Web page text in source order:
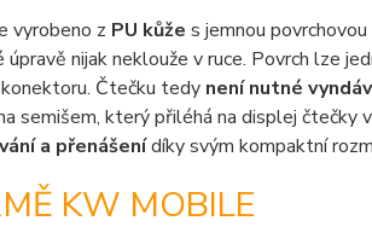
vyrobeno z PU kůže s jemnou
úpravě nijak neklouže v ruce. Povrch lze
Čtečku tedy není nutné
semišem, který přiléhá na displej čtečky
a přenášenídíky svým kompaktní
KW MOBILE